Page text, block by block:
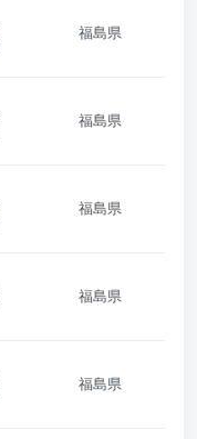
福島県
福島県
福島県
福島県
福島県